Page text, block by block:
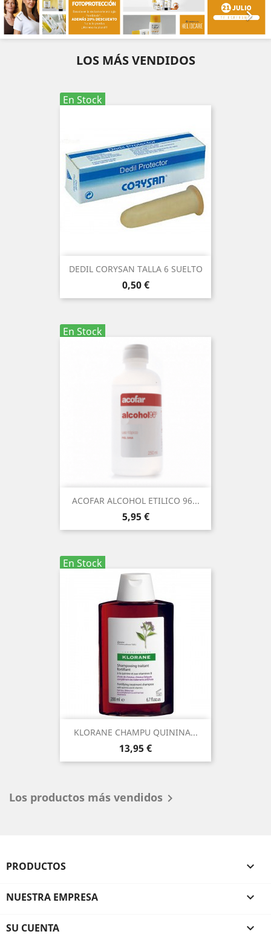
 
LOS MÁS VENDIDOS
En Stock
DEDIL CORYSAN TALLA 6 SUELTO
Precio
0,50 €
En Stock
ACOFAR ALCOHOL ETILICO 96...
Precio
5,95 €
En Stock
KLORANE CHAMPU QUININA...
Precio
13,95 €
Los productos más vendidos 
PRODUCTOS 
NUESTRA EMPRESA 
SU CUENTA 